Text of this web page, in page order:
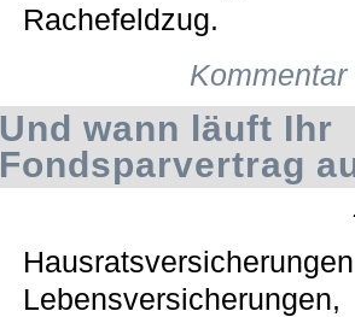
Rachefeldzug.
Und wann läuft Ihr
Fondsparvertrag
Lebensversicherungen,